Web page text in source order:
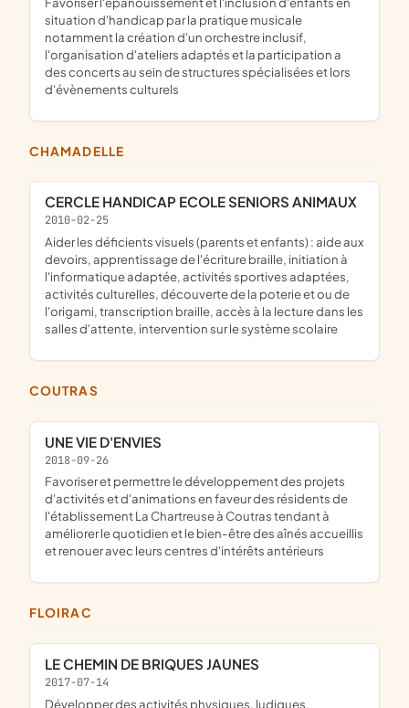
situation d'handicap par la pratique musicale
notamment la création d'un orchestre inclusif,
l'organisation d'ateliers adaptés et la participation a
des concerts au sein de structures spécialisées et lors
d'évènements culturels
CHAMADELLE
CERCLE HANDICAP ECOLE SENIORS ANIMAUX
2010-02-25
aider les déficients visuels (parents et enfants) : aide aux
devoirs, apprentissage de l'écriture braille, initiation à
l'informatique adaptée, activités sportives adaptées,
activités culturelles, découverte de la poterie et ou de
l'origami, transcription braille, accès à la lecture dans les
salles d'attente, intervention sur le système scolaire
COUTRAS
UNE VIE D'ENVIES
2018-09-26
favoriser et permettre le développement des projets
d'activités et d'animations en faveur des résidents de
l'établissement La Chartreuse à Coutras tendant à
améliorer le quotidien et le bien-être des aînés accueillis
et renouer avec leurs centres d'intérêts antérieurs
FLOIRAC
LE CHEMIN DE BRIQUES JAUNES
2017-07-14
développer des activités physiques, ludiques,